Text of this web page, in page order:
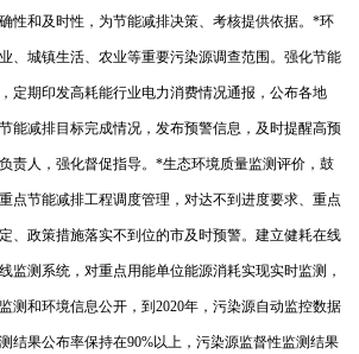
性和及时性，为节能减排决策、考核提供依据。*环
、城镇生活、农业等重要污染源调查范围。强化节能
定期印发高耗能行业电力消费情况通报，公布各地
能减排目标完成情况，发布预警信息，及时提醒高预
责人，强化督促指导。*生态环境质量监测评价，鼓
点节能减排工程调度管理，对达不到进度要求、重点
、政策措施落实不到位的市及时预警。建立健耗在线
监测系统，对重点用能单位能源消耗实现实时监测，
测和环境信息公开，到2020年，污染源自动监控数据
结果公布率保持在90%以上，污染源监督性监测结果